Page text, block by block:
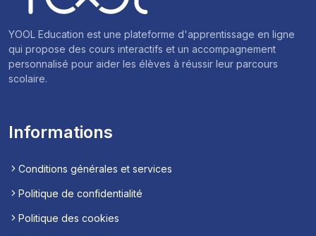
YOOL Education est une plateforme d'apprentissage en ligne
qui propose des cours interactifs et un accompagnement
personnalisé pour aider les élèves à réussir leur parcours
scolaire.
Informations
Conditions générales et services
Politique de confidentialité
Politique des cookies